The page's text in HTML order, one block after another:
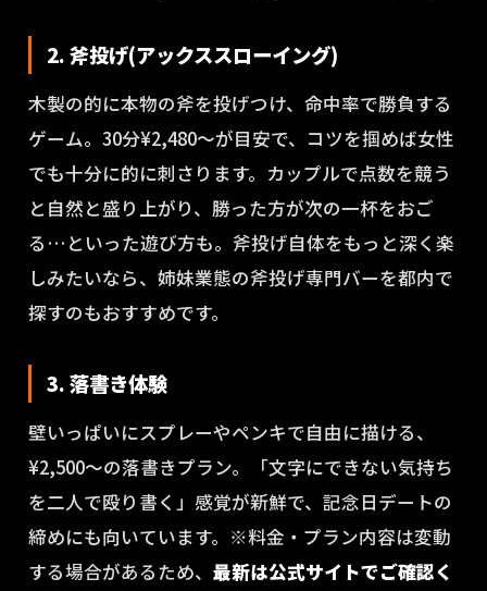
2. 斧投げ(アックススローイング)
木製の的に本物の斧を投げつけ、命中率で勝負する
ゲーム。30分¥2,480〜が目安で、コツを掴めば女性
でも十分に的に刺さります。カップルで点数を競う
と自然と盛り上がり、勝った方が次の一杯をおご
る…といった遊び方も。斧投げ自体をもっと深く楽
しみたいなら、姉妹業態の斧投げ専門バーを都内で
探すのもおすすめです。
3. 落書き体験
壁いっぱいにスプレーやペンキで自由に描ける、
¥2,500〜の落書きプラン。「文字にできない気持ち
を二人で殴り書く」感覚が新鮮で、記念日デートの
締めにも向いています。※料金・プラン内容は変動
する場合があるため、 最新は公式サイトでご確認く